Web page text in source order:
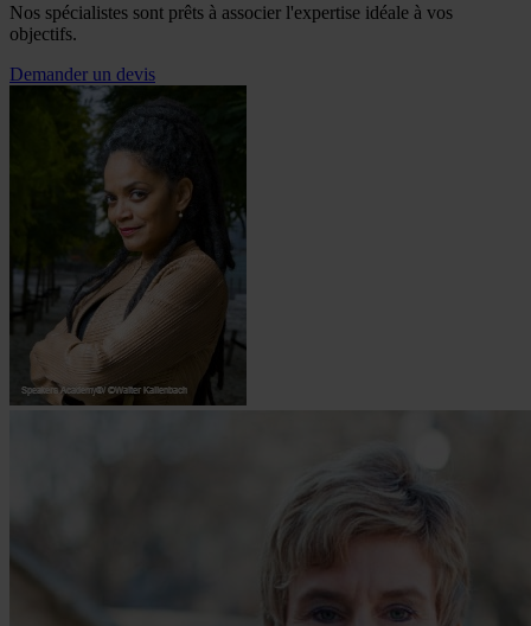
Nos spécialistes sont prêts à associer l'expertise idéale à vos
objectifs.
Demander un devis